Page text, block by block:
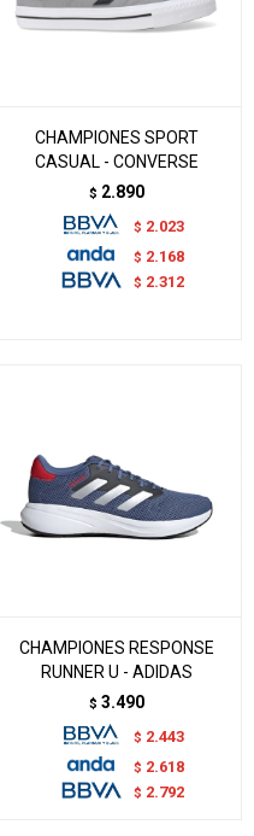
CHAMPIONES SPORT
CASUAL - CONVERSE
$ 2.890
$ 2.023
$ 2.168
$ 2.312
CHAMPIONES RESPONSE
RUNNER U - ADIDAS
$ 3.490
$ 2.443
$ 2.618
$ 2.792